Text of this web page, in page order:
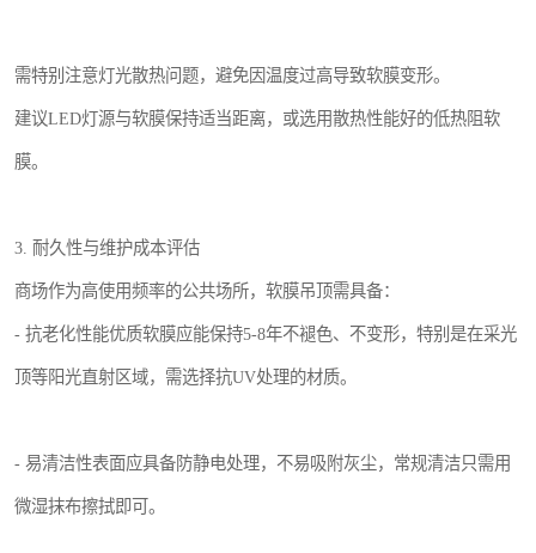
需特别注意灯光散热问题，避免因温度过高导致软膜变形。
建议LED灯源与软膜保持适当距离，或选用散热性能好的低热阻软
膜。
3. 耐久性与维护成本评估
商场作为高使用频率的公共场所，软膜吊顶需具备：
- 抗老化性能优质软膜应能保持5-8年不褪色、不变形，特别是在采光
顶等阳光直射区域，需选择抗UV处理的材质。
- 易清洁性表面应具备防静电处理，不易吸附灰尘，常规清洁只需用
微湿抹布擦拭即可。